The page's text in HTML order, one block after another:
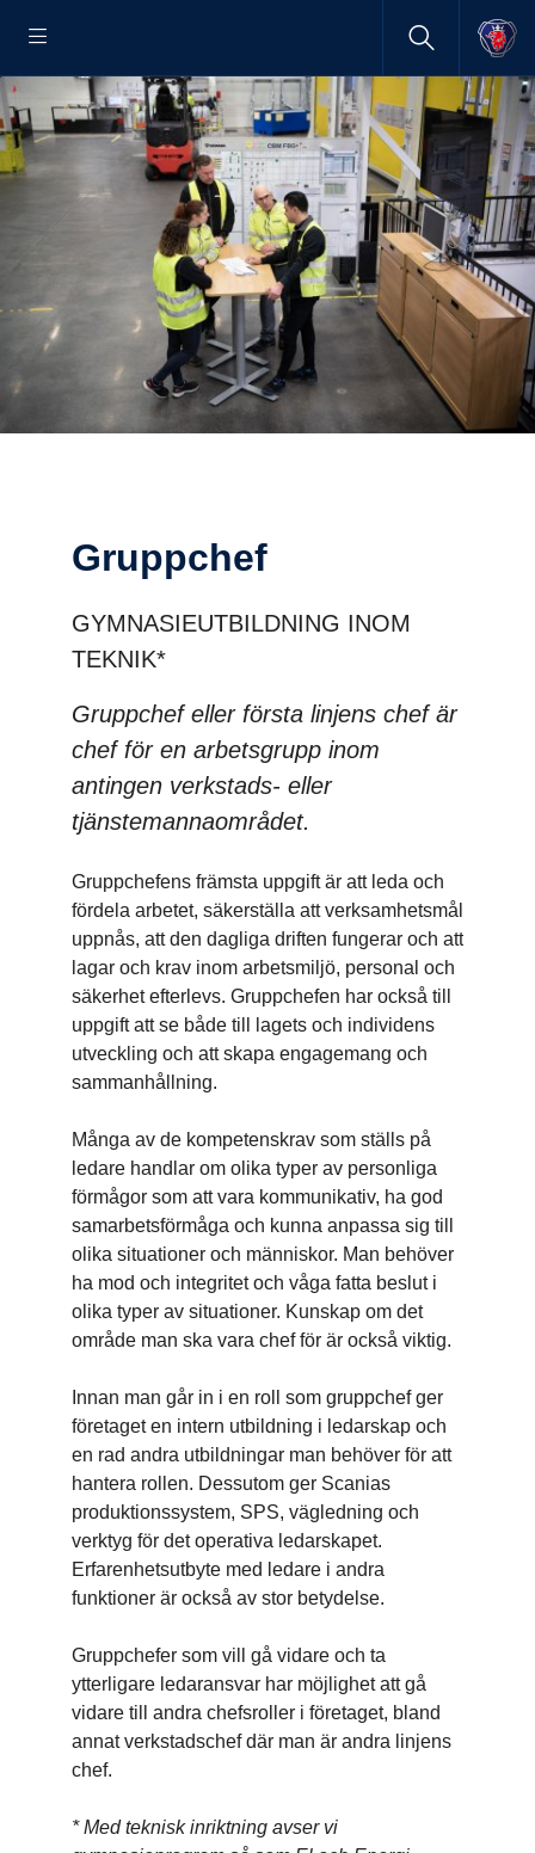
Grupp­chef
GYMNASIEUTBILDNING INOM
TEKNIK*
Gruppchef eller första linjens chef är
chef för en arbetsgrupp inom
antingen verkstads- eller
tjänstemannaområdet.
Gruppchefens främsta uppgift är att leda och
fördela arbetet, säkerställa att verksamhetsmål
uppnås, att den dagliga driften fungerar och att
lagar och krav inom arbetsmiljö, personal och
säkerhet efterlevs. Gruppchefen har också till
uppgift att se både till lagets och individens
utveckling och att skapa engagemang och
sammanhållning.
Många av de kompetenskrav som ställs på
ledare handlar om olika typer av personliga
förmågor som att vara kommunikativ, ha god
samarbetsförmåga och kunna anpassa sig till
olika situationer och människor. Man behöver
ha mod och integritet och våga fatta beslut i
olika typer av situationer. Kunskap om det
område man ska vara chef för är också viktig.
Innan man går in i en roll som gruppchef ger
företaget en intern utbildning i ledarskap och
en rad andra utbildningar man behöver för att
hantera rollen. Dessutom ger Scanias
produktionssystem, SPS, vägledning och
verktyg för det operativa ledarskapet.
Erfarenhetsutbyte med ledare i andra
funktioner är också av stor betydelse.
Gruppchefer som vill gå vidare och ta
ytterligare ledaransvar har möjlighet att gå
vidare till andra chefsroller i företaget, bland
annat verkstadschef där man är andra linjens
chef.
* Med teknisk inriktning avser vi